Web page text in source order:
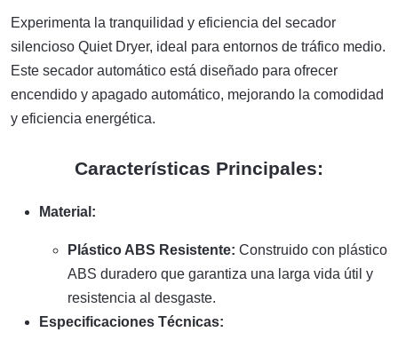
Experimenta la tranquilidad y eficiencia del secador
silencioso Quiet Dryer, ideal para entornos de tráfico medio.
Este secador automático está diseñado para ofrecer
encendido y apagado automático, mejorando la comodidad
y eficiencia energética.
Características Principales:
Material:
Plástico ABS Resistente: Construido con plástico
ABS duradero que garantiza una larga vida útil y
resistencia al desgaste.
Especificaciones Técnicas: